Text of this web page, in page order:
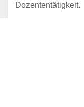
Dozententätigkeit.